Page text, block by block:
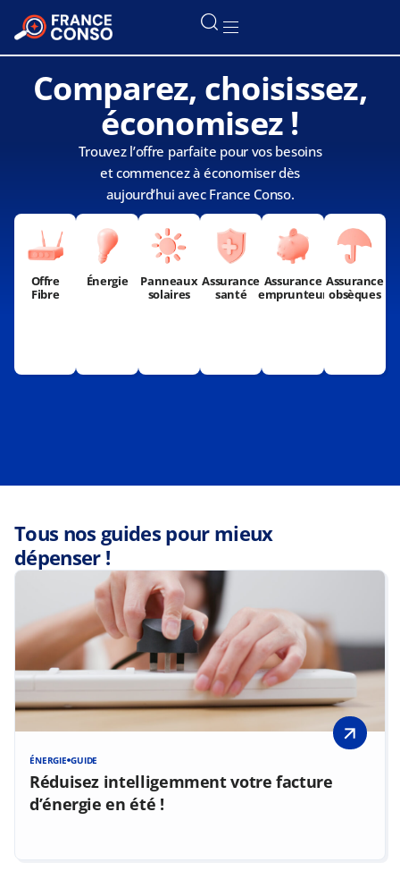
Comparez, choisissez,
économisez !
Trouvez l’offre parfaite pour vos besoins
et commencez à économiser dès
aujourd’hui avec France Conso.
Offre
Fibre
Énergie
Panneaux
solaires
Assurance
santé
Assurance
emprunteur
Assurance
obsèques
Tous nos guides pour mieux
dépenser !
ÉNERGIE GUIDE
Réduisez intelligemment votre facture
d’énergie en été !